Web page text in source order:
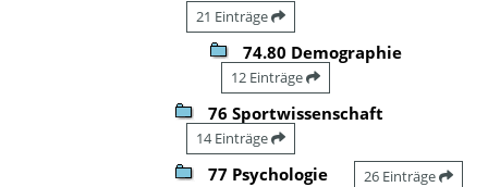
21 Einträge
74.80 Demographie
12 Einträge
76 Sportwissenschaft
14 Einträge
77 Psychologie 26 Einträge